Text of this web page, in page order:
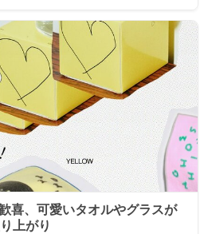
喜、可愛いタオルやグラスが
上がり